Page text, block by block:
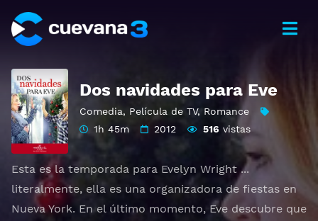
Dos navidades para Eve
Comedia, Película de TV, Romance
1h 45m
2012 516 vistas
Esta es la temporada para Evelyn Wright ...
literalmente, ella es una organizadora de fiestas en
Nueva York. En el último momento, Eve descubre que